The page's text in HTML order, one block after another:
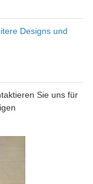
Designs und
Sie uns für